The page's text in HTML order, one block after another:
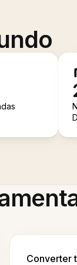
Converter